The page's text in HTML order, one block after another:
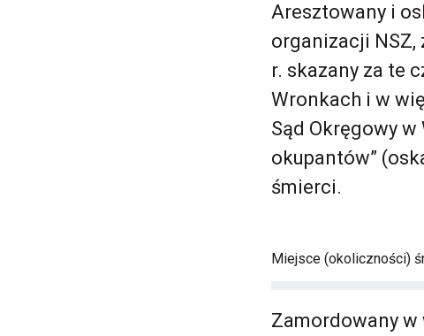
Aresztowany i
organizacji NSZ,
r. skazany za te
Wronkach i w
Sąd Okręgowy w
okupantów”
śmierci.
Miejsce (okoliczności)
Zamordowany